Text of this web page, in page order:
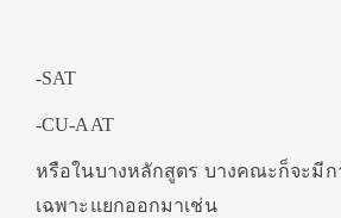
-SAT
-CU-AAT
หรือในบางหลักสูตร บางคณะก็จะมี
เฉพาะแยกออกมาเช่น